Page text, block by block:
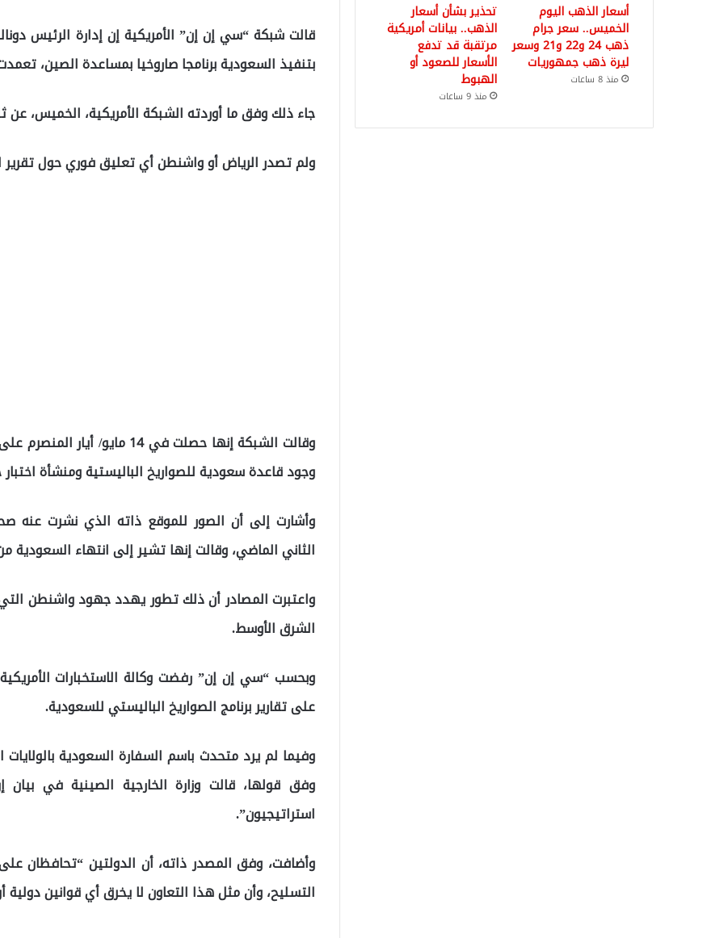
قالت شبكة “سي إن إن” الأمريكية إن إدارة الرئيس
بتنفيذ السعودية برنامجا صاروخيا بمساعدة الصين،
جاء ذلك وفق ما أوردته الشبكة الأمريكية، الخميس،
ولم تصدر الرياض أو واشنطن أي تعليق فوري حول تقرير
وقالت الشبكة إنها حصلت في
وجود قاعدة سعودية للصواريخ الباليستية ومنشأة
وأشارت إلى أن الصور للموقع ذاته الذي نشرت عنه
الثاني الماضي، وقالت إنها تشير إلى انتهاء السعودية
واعتبرت المصادر أن ذلك تطور يهدد جهود واشنطن
الشرق الأوسط.
وبحسب “سي إن إن” رفضت وكالة الاستخبارات
على تقارير برنامج الصواريخ الباليستي للسعودية.
وفيما لم يرد متحدث باسم السفارة السعودية
وفق قولها، قالت وزارة الخارجية الصينية في بيان
استراتيجيون”.
وأضافت، وفق المصدر ذاته، أن الدولتين “تحافظان
التسليح، وأن مثل هذا التعاون لا يخرق أي قوانين دولية
أسعار الذهب اليوم
الخميس.. سعر جرام
ذهب 24 و22 و21 وسعر
ليرة ذهب جمهوريات
منذ 8 ساعات
تحذير بشأن أسعار
الذهب.. بيانات أمريكية
مرتقبة قد تدفع
الأسعار للصعود أو
الهبوط
منذ 9 ساعات